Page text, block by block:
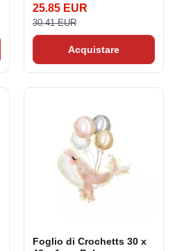
25.85 EUR
30.41 EUR
Acquistare
Foglio di Crochetts 30 x